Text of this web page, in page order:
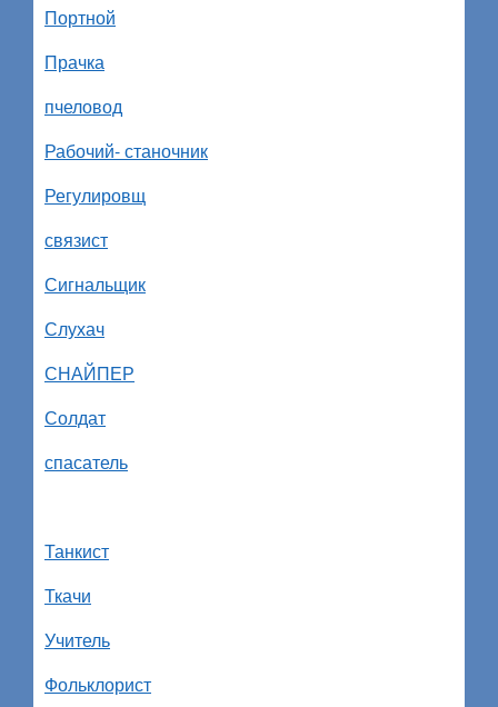
Портной
Прачка
пчеловод
Рабочий- станочник
Регулировщ
связист
Сигнальщик
Слухач
СНАЙПЕР
Солдат
спасатель
Танкист
Ткачи
Учитель
Фольклорист